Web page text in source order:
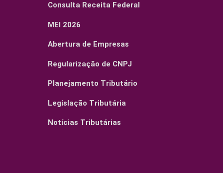
Consulta Receita Federal
MEI 2026
Abertura de Empresas
Regularização de CNPJ
Planejamento Tributário
Legislação Tributária
Notícias Tributárias